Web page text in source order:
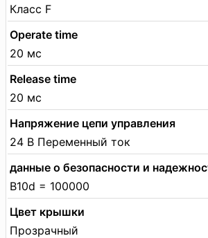
Класс F
Operate time
20 мс
Release time
20 мс
Напряжение цепи управления
24 В Переменный ток
данные о безопасности и
B10d = 100000
Цвет крышки
Прозрачный